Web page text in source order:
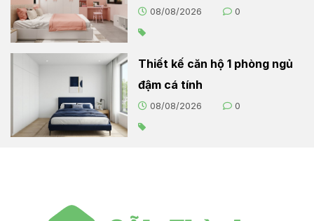
08/08/2026 0
Thiết kế căn hộ 1 phòng ngủ
đậm cá tính
08/08/2026 0